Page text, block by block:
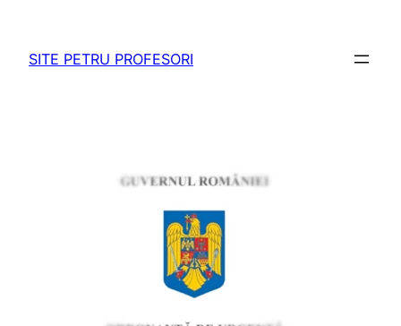
conținut
SITE PETRU PROFESORI